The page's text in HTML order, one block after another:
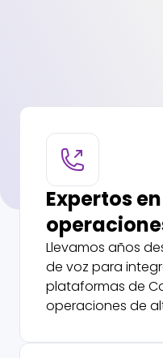
Expertos
Llevamos años
de voz para
plataformas de
operaciones de